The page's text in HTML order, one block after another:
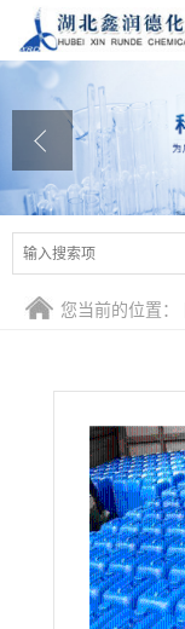
公司首页
公司介绍
公司动态
产品展厅
证书荣誉
您当前的位置：